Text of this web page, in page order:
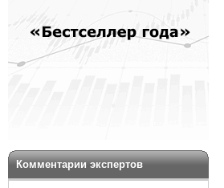
Комментарии экспертов